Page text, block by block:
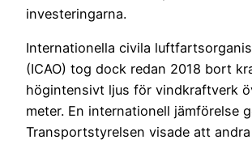
investeringarna.
Internationella civila
(ICAO) tog dock redan 2018 bort
högintensivt ljus för vindkraftverk
meter. En internationell jämförelse
Transportstyrelsen visade att